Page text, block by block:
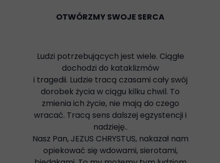
OTWÓRZMY SWOJE SERCA
Ludzi potrzebujących jest wiele. Ciągłe
dochodzi do kataklizmów
i tragedii. Ludzie tracą czasami cały swój
dorobek życia w ciągu kilku chwil. To
zmienia ich życie, nie mają do czego
wracać. Tracą sens dalszej egzystencji i
nadzieję..
Nasz Pan, JEZUS CHRYSTUS, nakazał nam
opiekować się wdowami, sierotami,